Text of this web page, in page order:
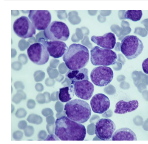
ovaires
causes,
traitement
et
quand
consulter
un
médecin